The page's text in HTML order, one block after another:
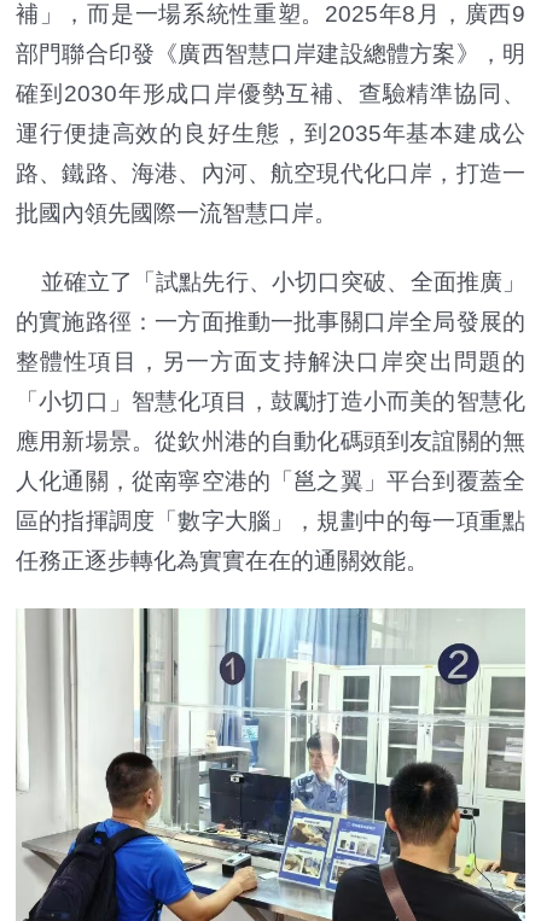
補」，而是一場系統性重塑。2025年8月，廣西9
部門聯合印發《廣西智慧口岸建設總體方案》，明
確到2030年形成口岸優勢互補、查驗精準協同、
運行便捷高效的良好生態，到2035年基本建成公
路、鐵路、海港、內河、航空現代化口岸，打造一
批國內領先國際一流智慧口岸。
並確立了「試點先行、小切口突破、全面推廣」
的實施路徑：一方面推動一批事關口岸全局發展的
整體性項目，另一方面支持解決口岸突出問題的
「小切口」智慧化項目，鼓勵打造小而美的智慧化
應用新場景。從欽州港的自動化碼頭到友誼關的無
人化通關，從南寧空港的「邕之翼」平台到覆蓋全
區的指揮調度「數字大腦」，規劃中的每一項重點
任務正逐步轉化為實實在在的通關效能。